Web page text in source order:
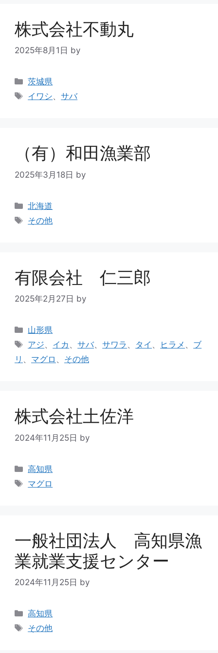
株式会社不動丸
2025年8月1日 by
茨城県
イワシ、サバ
（有）和田漁業部
2025年3月18日 by
北海道
その他
有限会社 仁三郎
2025年2月27日 by
山形県
アジ、 イカ 、サバ、サワラ 、 タイ 、 ヒラメ 、 ブ
リ 、 マグロ 、 その他
株式会社土佐洋
2024年11月25日 by
高知県
マグロ
一般社団法人 高知県漁
業就業支援センター
2024年11月25日 by
高知県
その他